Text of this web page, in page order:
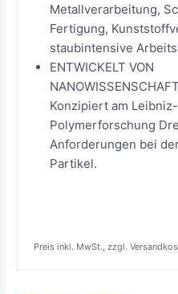
Metallverarbeitung,
Fertigung,
staubintensive
ENTWICKELT VON
Konzipiert am
Polymerforschung
Anforderungen bei
Partikel.
Preis inkl. MwSt., zzgl.